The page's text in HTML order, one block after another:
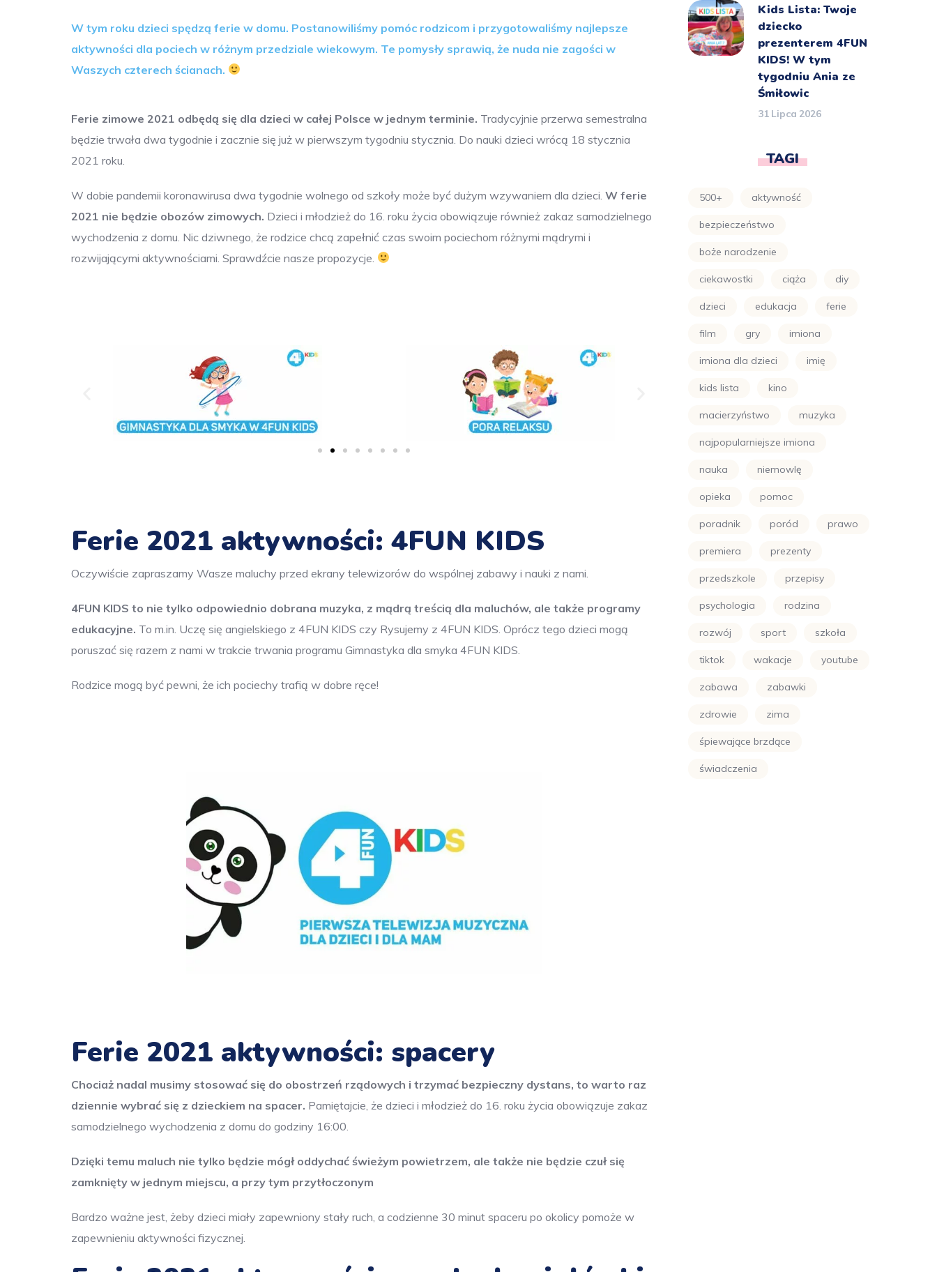
W tym roku dzieci spędzą ferie w domu. Postanowiliśmy pomóc rodzicom i przygotowaliśmy najlepsze
aktywności dla pociech w różnym przedziale wiekowym. Te pomysły sprawią, że nuda nie zagości w
Waszych czterech ścianach.
Ferie zimowe 2021 odbędą się dla dzieci w całej Polsce w jednym terminie. Tradycyjnie przerwa semestralna
będzie trwała dwa tygodnie i zacznie się już w pierwszym tygodniu stycznia. Do nauki dzieci wrócą 18 stycznia
2021 roku.
W dobie pandemii koronawirusa dwa tygodnie wolnego od szkoły może być dużym wzywaniem dla dzieci. W ferie
2021 nie będzie obozów zimowych. Dzieci i młodzież do 16. roku życia obowiązuje również zakaz samodzielnego
wychodzenia z domu. Nic dziwnego, że rodzice chcą zapełnić czas swoim pociechom różnymi mądrymi i
rozwijającymi aktywnościami. Sprawdźcie nasze propozycje.
Ferie 2021 aktywności: 4FUN KIDS
Oczywiście zapraszamy Wasze maluchy przed ekrany telewizorów do wspólnej zabawy i nauki z nami.
4FUN KIDS to nie tylko odpowiednio dobrana muzyka, z mądrą treścią dla maluchów, ale także programy
edukacyjne. To m.in. Uczę się angielskiego z 4FUN KIDS czy Rysujemy z 4FUN KIDS. Oprócz tego dzieci mogą
poruszać się razem z nami w trakcie trwania programu Gimnastyka dla smyka 4FUN KIDS.
Rodzice mogą być pewni, że ich pociechy trafią w dobre ręce!
Ferie 2021 aktywności: spacery
Chociaż nadal musimy stosować się do obostrzeń rządowych i trzymać bezpieczny dystans, to warto raz
dziennie wybrać się z dzieckiem na spacer. Pamiętajcie, że dzieci i młodzież do 16. roku życia obowiązuje zakaz
samodzielnego wychodzenia z domu do godziny 16:00.
Dzięki temu maluch nie tylko będzie mógł oddychać świeżym powietrzem, ale także nie będzie czuł się
zamknięty w jednym miejscu, a przy tym przytłoczonym
Bardzo ważne jest, żeby dzieci miały zapewniony stały ruch, a codzienne 30 minut spaceru po okolicy pomoże w
zapewnieniu aktywności fizycznej.
Kids Lista: Twoje
dziecko
prezenterem 4FUN
KIDS! W tym
tygodniu Ania ze
Śmiłowic
31 Lipca 2026
TAGI
500+ aktywność
bezpieczeństwo
boże narodzenie
ciekawostki ciąża diy
dzieci edukacja ferie
film gry imiona
imiona dla dzieci imię
kids lista kino
macierzyństwo muzyka
najpopularniejsze imiona
nauka niemowlę
opieka pomoc
poradnik poród prawo
premiera prezenty
przedszkole przepisy
psychologia rodzina
rozwój sport szkoła
tiktok wakacje youtube
zabawa zabawki
zdrowie zima
śpiewające brzdące
świadczenia